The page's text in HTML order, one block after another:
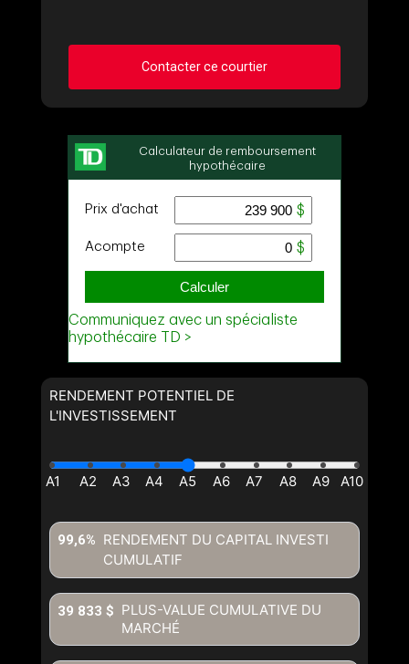
Contacter ce courtier
Demander des infos sur cette inscription
Prénom
Téléphone
Message
En cliquant sur le bouton « soumettre », vous consentez à nos
communiquer avec vous.
RENDEMENT POTENTIEL DE
L'INVESTISSEMENT
RENDEMENT DU CAPITAL INVESTI
CUMULATIF
99,6%
PLUS-VALUE CUMULATIVE DU
MARCHÉ
39 833 $